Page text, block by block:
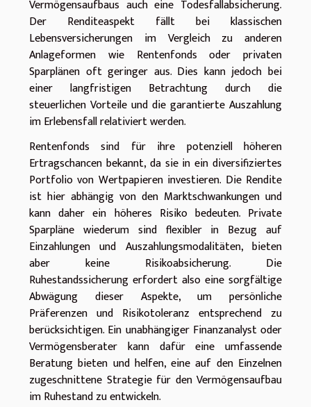
Vermögensaufbaus auch eine Todesfallabsicherung.
Der Renditeaspekt fällt bei klassischen
Lebensversicherungen im Vergleich zu anderen
Anlageformen wie Rentenfonds oder privaten
Sparplänen oft geringer aus. Dies kann jedoch bei
einer langfristigen Betrachtung durch die
steuerlichen Vorteile und die garantierte Auszahlung
im Erlebensfall relativiert werden.
Rentenfonds sind für ihre potenziell höheren
Ertragschancen bekannt, da sie in ein diversifiziertes
Portfolio von Wertpapieren investieren. Die Rendite
ist hier abhängig von den Marktschwankungen und
kann daher ein höheres Risiko bedeuten. Private
Sparpläne wiederum sind flexibler in Bezug auf
Einzahlungen und Auszahlungsmodalitäten, bieten
aber keine Risikoabsicherung. Die
Ruhestandssicherung erfordert also eine sorgfältige
Abwägung dieser Aspekte, um persönliche
Präferenzen und Risikotoleranz entsprechend zu
berücksichtigen. Ein unabhängiger Finanzanalyst oder
Vermögensberater kann dafür eine umfassende
Beratung bieten und helfen, eine auf den Einzelnen
zugeschnittene Strategie für den Vermögensaufbau
im Ruhestand zu entwickeln.